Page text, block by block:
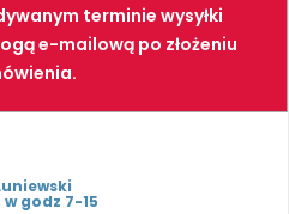
terminie wysyłki
e-mailową po złożeniu
godz 7-15